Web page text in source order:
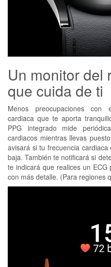
Un monitor del
que cuida de ti
Menos preocupaciones con
cardiaca que te aporta
PPG integrado mide
cardiacos mientras llevas
avisará si tu frecuencia
baja. También te notificará si
te indicará que realices un
con más detalle. (Para regiones